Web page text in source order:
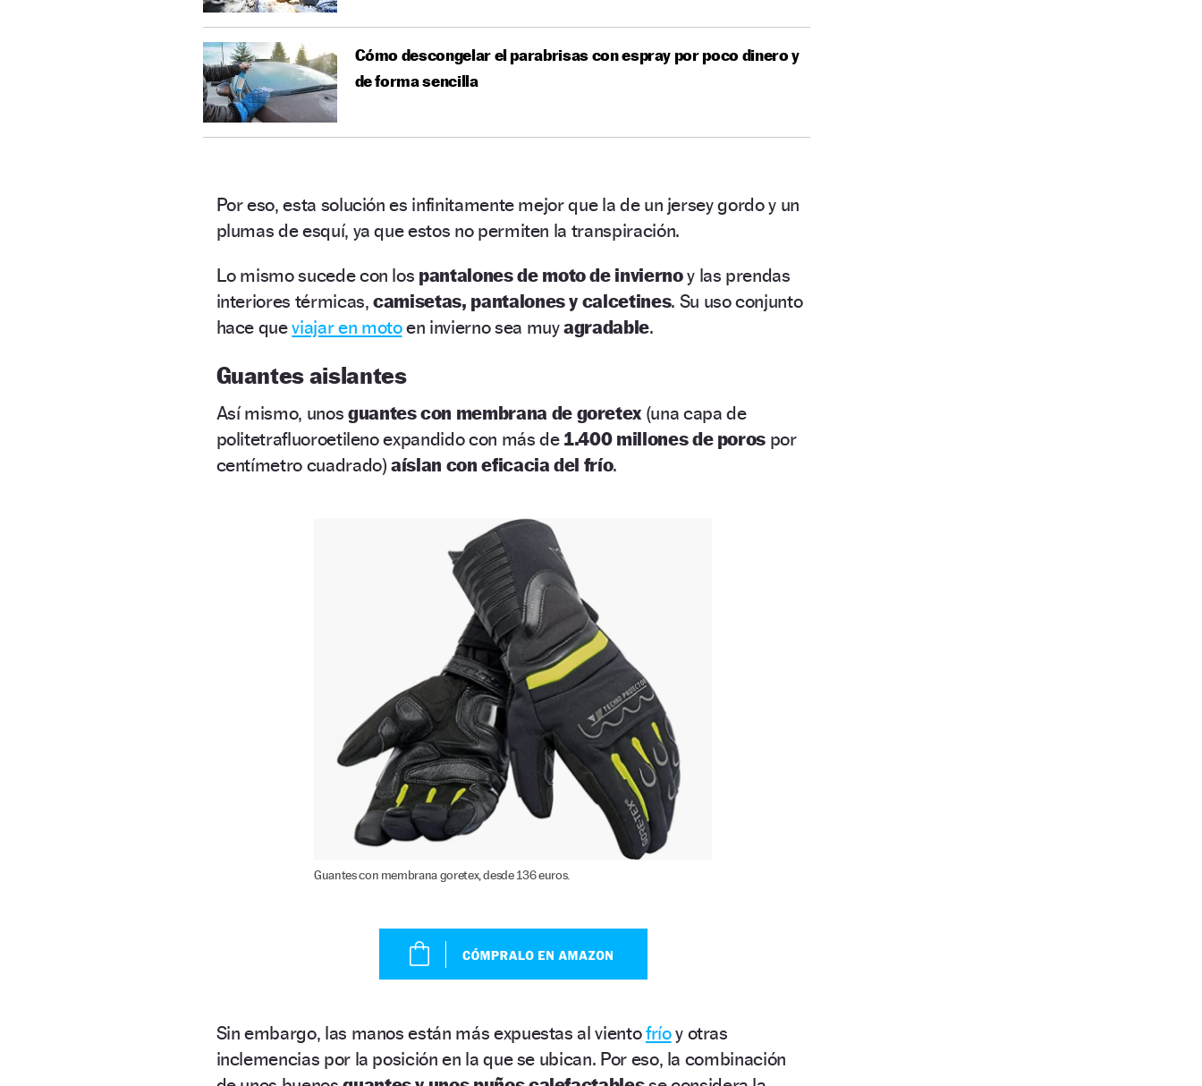
Cómo descongelar el parabrisas con espray por poco dinero y
de forma sencilla
Por eso, esta solución es infinitamente mejor que la de un jersey gordo y un
plumas de esquí, ya que estos no permiten la transpiración.
Lo mismo sucede con los pantalones de moto de inviernoy las prendas
interiores térmicas,camisetas, pantalones y calcetines. Su uso conjunto
hace queviajar en motoen invierno sea muyagradable.
Guantes aislantes
Así mismo, unos guantes con membrana de goretex (una capa de
politetrafluoroetileno expandido con más de 1.400 millones de poros por
centímetro cuadrado)aíslan con eficacia del frío.
Guantes con membrana goretex, desde 136 euros.
Sin embargo, las manos están más expuestas al vientofríoy otras
inclemencias por la posición en la que se ubican. Por eso, la combinación